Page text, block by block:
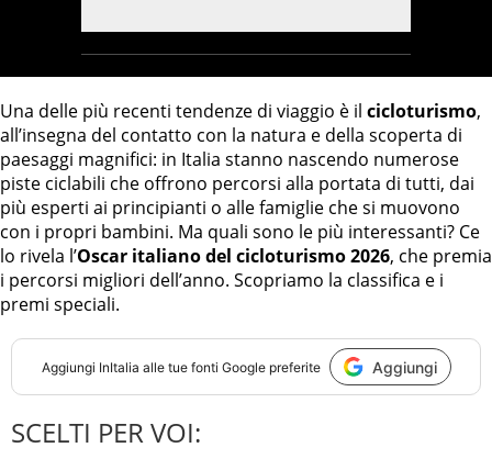
Una delle più recenti tendenze di viaggio è il cicloturismo,
all’insegna del contatto con la natura e della scoperta di
paesaggi magnifici: in Italia stanno nascendo numerose
piste ciclabili che offrono percorsi alla portata di tutti, dai
più esperti ai principianti o alle famiglie che si muovono
con i propri bambini. Ma quali sono le più interessanti? Ce
lo rivela l’Oscar italiano del cicloturismo 2026, che premia
i percorsi migliori dell’anno. Scopriamo la classifica e i
premi speciali.
Aggiungi InItalia alle tue fonti Google preferite Aggiungi
SCELTI PER VOI: